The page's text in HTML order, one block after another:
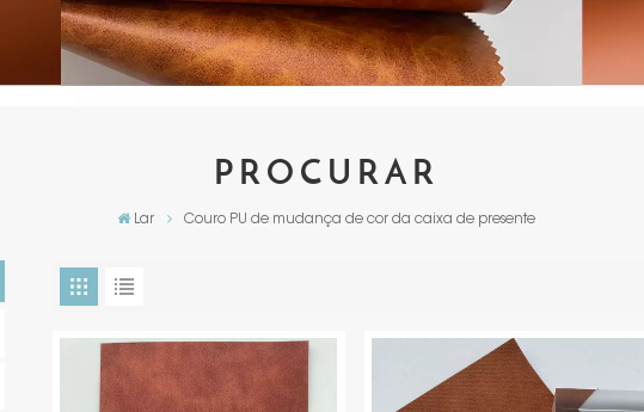
PROCURAR
Lar Couro PU de mudança de cor da caixa de presente